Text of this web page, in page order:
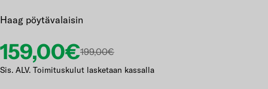
Haag pöytävalaisin
Etuhinta
159,00€
Normaalihinta
199,00€
Sis. ALV. Toimituskulut lasketaan kassalla